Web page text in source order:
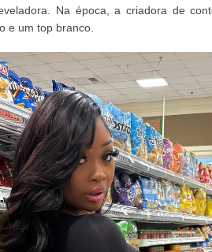
Na época, a criadora de
e um top branco.